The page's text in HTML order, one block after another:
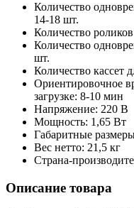
Количество
14-18 шт.
Количество
Количество
шт.
Количество кассет
Ориентировочное
загрузке: 8-10 мин
Напряжение: 220 В
Мощность: 1,65 Вт
Габаритные
Вес нетто: 21,5 кг
Страна-
Описание товара